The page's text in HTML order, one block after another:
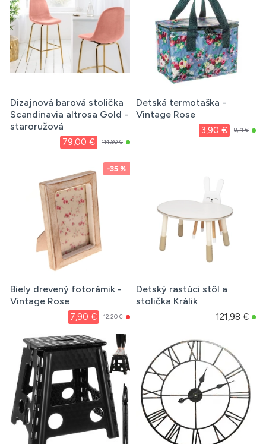
Dizajnová barová stolička
Scandinavia altrosa Gold -
staroružová
79,00 € 114,80 €
Detská termotaška -
Vintage Rose
3,90 € 8,71 €
-35 %
Biely drevený fotorámik -
Vintage Rose
7,90 € 12,20 €
Detský rastúci stôl a
stolička Králik
121,98 €